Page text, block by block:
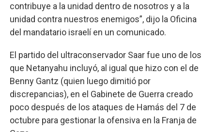
contribuye a la unidad dentro de nosotros y a la
unidad contra nuestros enemigos”, dijo la Oficina
del mandatario israelí en un comunicado.
El partido del ultraconservador Saar fue uno de los
que Netanyahu incluyó, al igual que hizo con el de
Benny Gantz (quien luego dimitió por
discrepancias), en el Gabinete de Guerra creado
poco después de los ataques de Hamás del 7 de
octubre para gestionar la ofensiva en la Franja de